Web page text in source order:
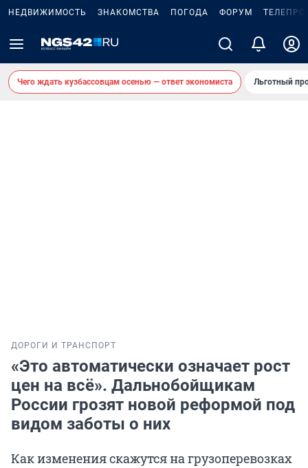
НЕДВИЖИМОСТЬ ЗНАКОМСТВА ПОГОДА ФОРУМ
Чего ждать кузбассовцам осенью — ответ экономиста Льготный
ДОРОГИ И ТРАНСПОРТ
«Это автоматически означает рост
цен на всё». Дальнобойщикам
России грозят новой реформой под
видом заботы о них
Как изменения скажутся на грузоперевозках